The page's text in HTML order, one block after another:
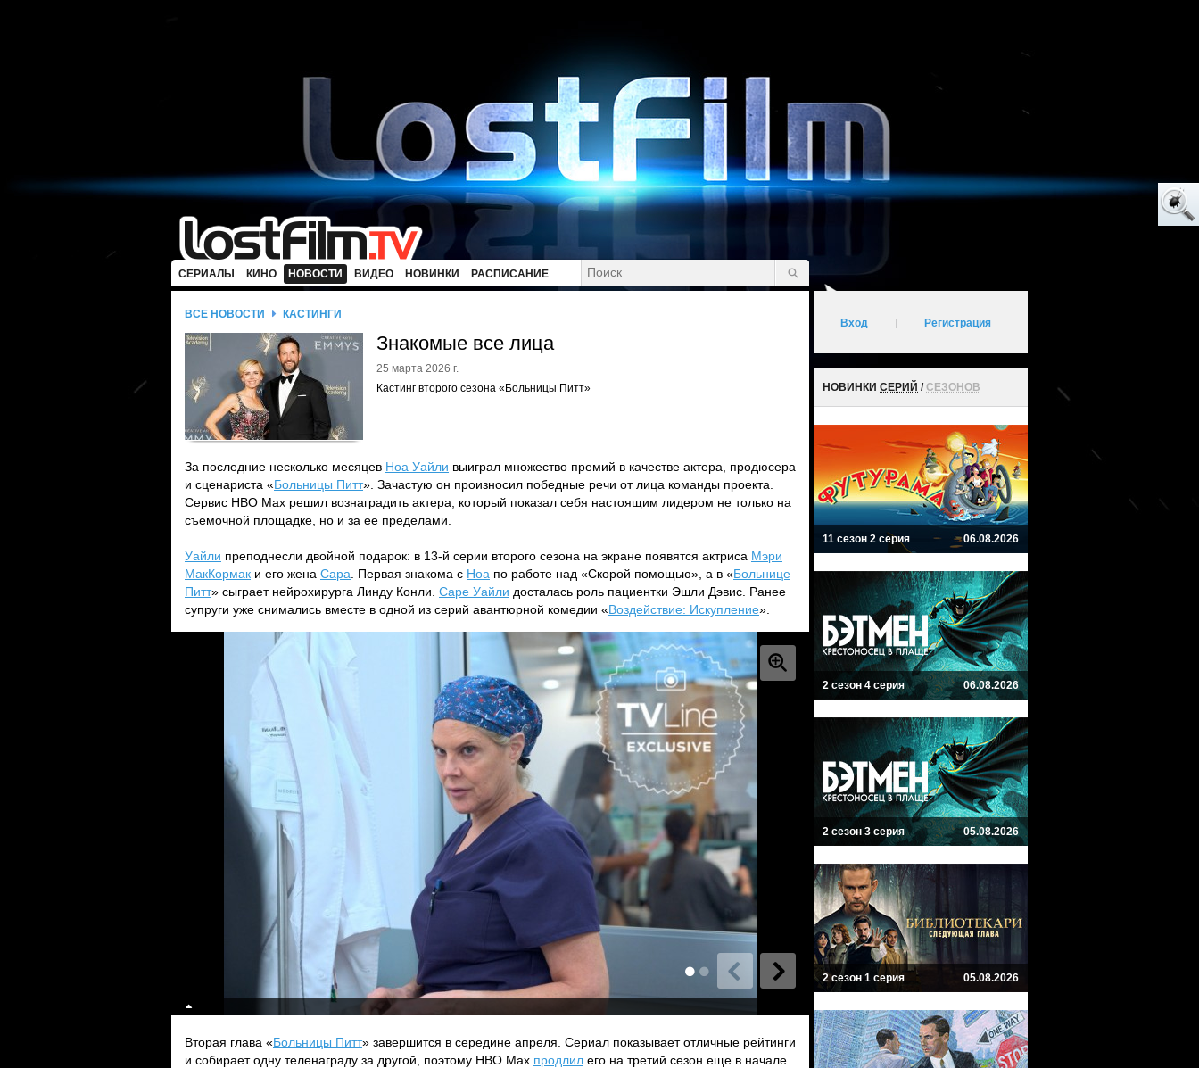
СЕРИАЛЫ КИНО НОВОСТИ ВИДЕО НОВИНКИ РАСПИСАНИЕ
ВСЕ НОВОСТИ КАСТИНГИ
Знакомые все лица
25 марта 2026 г.
Кастинг второго сезона «Больницы Питт»
За последние несколько месяцев Ноа Уайли выиграл множество премий в качестве актера, продюсера
и сценариста «Больницы Питт». Зачастую он произносил победные речи от лица команды проекта.
Сервис HBO Max решил вознаградить актера, который показал себя настоящим лидером не только на
съемочной площадке, но и за ее пределами.
Уайли преподнесли двойной подарок: в 13-й серии второго сезона на экране появятся актриса Мэри
МакКормак и его жена Сара . Первая знакома с Ноа по работе над «Скорой помощью», а в «Больнице
Питт» сыграет нейрохирурга Линду Конли. Саре Уайли досталась роль пациентки Эшли Дэвис. Ранее
супруги уже снимались вместе в одной из серий авантюрной комедии «Воздействие: Искупление».
Вторая глава «Больницы Питт» завершится в середине апреля. Сериал показывает отличные рейтинги
и собирает одну теленаграду за другой, поэтому HBO Max продлил его на третий сезон еще в начале
Вход Регистрация
НОВИНКИ СЕРИЙ /СЕЗОНОВ
11 сезон 2 серия 06.08.2026
2 сезон 4 серия 06.08.2026
2 сезон 3 серия 05.08.2026
2 сезон 1 серия 05.08.2026